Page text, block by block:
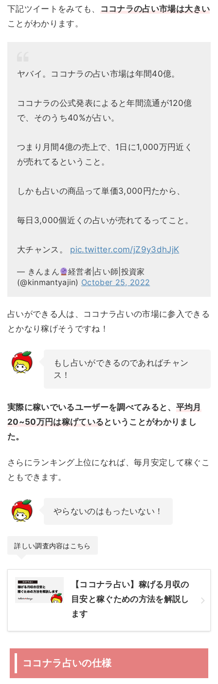
下記ツイートをみても、 ココナラの占い市場は大きい
ことがわかります。
ヤバイ。ココナラの占い市場は年間40億。
ココナラの公式発表によると年間流通が120億
で、そのうち40%が占い。
つまり月間4億の売上で、1日に1,000万円近く
が売れてるということ。
しかも占いの商品って単価3,000円たから、
毎日3,000個近くの占いが売れてるってこと。
大チャンス。 pic.twitter.com/jZ9y3dhJjK
— きんまん
経営者|占い師|投資家
(@kinmantyajin) October 25, 2022
占いができる人は、ココナラ占いの市場に参入できる
とかなり稼げそうですね！
もし占いができるのであればチャン
ス！
実際に稼いでいるユーザーを調べてみると、 平均月
20~50万円は稼げている ということがわかりまし
た。
さらにランキング上位になれば、毎月安定して稼ぐこ
ともできます。
やらないのはもったいない！
詳しい調査内容はこちら
【ココナラ占い】稼げる月収の
目安と稼ぐための方法を解説し
ます
ココナラ占いの仕様